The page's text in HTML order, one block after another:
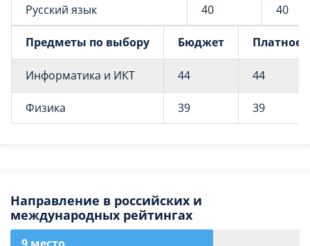
Русский язык 40 40
Предметы по выбору Бюджет Платное
Информатика и ИКТ 44 44
Физика 39 39
Направление в российских и
международных рейтингах